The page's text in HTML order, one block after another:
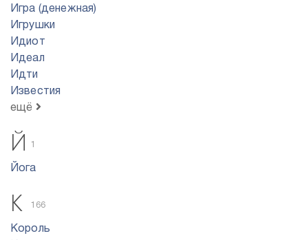
Игра (денежная)
Игрушки
Идиот
Идеал
Идти
Известия
ещё
Й 1
Йога
К 166
Король